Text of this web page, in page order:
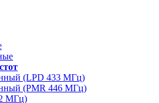
(LPD 433 МГц)
(PMR 446 МГц)
МГц)